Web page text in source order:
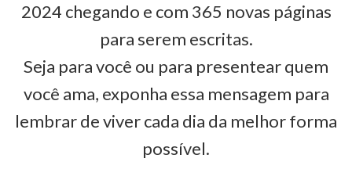
2024 chegando e com 365 novas páginas
para serem escritas.
Seja para você ou para presentear quem
você ama, exponha essa mensagem para
lembrar de viver cada dia da melhor forma
possível.